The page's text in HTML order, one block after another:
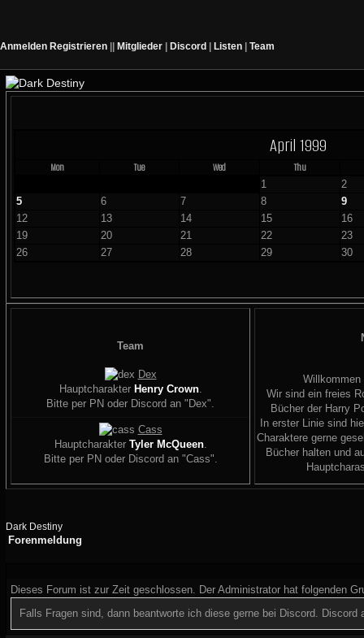
Anmelden Registrieren Mitglieder Discord Listen Team
April 1999
Mon Tue Wed Thu
1
2
5
6 7 8
9
12
13 14 15
16
19
20 21 22
23
26
27 28 29 30
Team
Dex
Hauptcharakter Henry Crown.
Bitte per PN oder Discord an "Dex".
Cass
Hauptcharakter Tyler McQueen.
Bitte per PN oder Discord an "Cass".
Wir sind ein freies
Bücher der Harry
In erster Linie sind
Charaktere gerne
Bücher halten und
Dark Destiny
Forenmeldung
Dieses Forum ist zur Zeit geschlossen. Der Administrator hat folgenden
Falls Fragen sind, dann beantworte ich diese gerne bei Discord. Discord